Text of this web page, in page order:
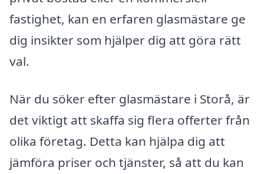
fastighet, kan en erfaren glasmästare ge
dig insikter som hjälper dig att göra rätt
val.
När du söker efter glasmästare i Storå, är
det viktigt att skaffa sig flera offerter från
olika företag. Detta kan hjälpa dig att
jämföra priser och tjänster, så att du kan